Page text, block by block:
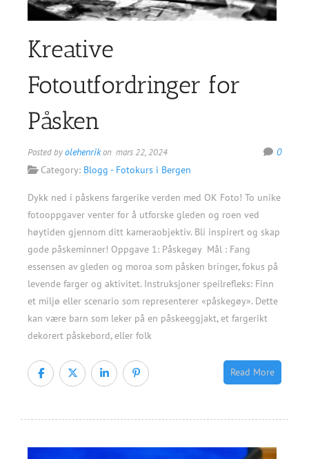
Kreative
Fotoutfordringer for
Påsken
Posted byolehenrikon mars 22, 2024
0
Category: Blogg - Fotokurs i Bergen
Dykk ned i påskens fargerike verden med OK Foto! To unike
fotooppgaver venter for å utforske gleden og roen ved
høytiden gjennom ditt kameraobjektiv. Bli inspirert og skap
gode påskeminner! Oppgave 1: Påskegøy Mål : Fang
essensen av gleden og moroa som påsken bringer, fokus på
levende farger og aktivitet. Instruksjoner speilrefleks: Finn
et miljø eller scenario som representerer «påskegøy». Dette
kan være barn som leker på en påskeeggjakt, et fargerikt
dekorert påskebord, eller folk
Read More